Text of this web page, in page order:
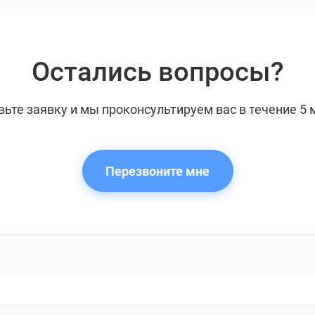
Остались вопросы?
заявку и мы проконсультируем вас в течение 5
Перезвоните мне